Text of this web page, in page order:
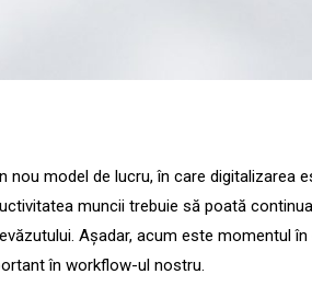
model de lucru, în care digitalizarea
muncii trebuie să poată
Așadar, acum este momentul în
în workflow-ul nostru.